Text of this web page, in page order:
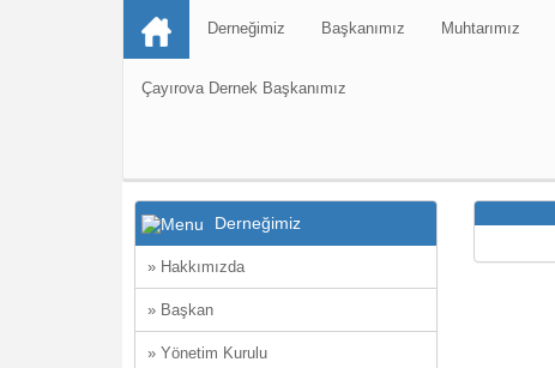
Derneğimiz Başkanımız Muhtarımız
Çayırova Dernek Başkanımız
Derneğimiz
» Hakkımızda
» Başkan
» Yönetim Kurulu